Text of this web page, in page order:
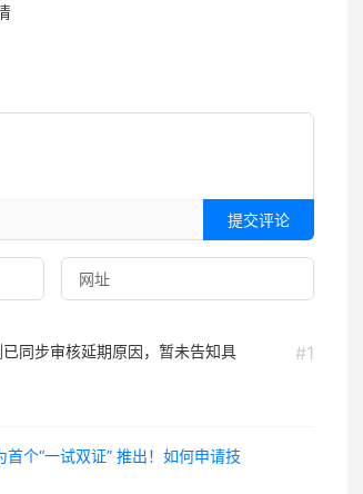
提交评论
#1
同步审核延期原因，暂未告知具
首个“一试双证” 推出！如何申请技